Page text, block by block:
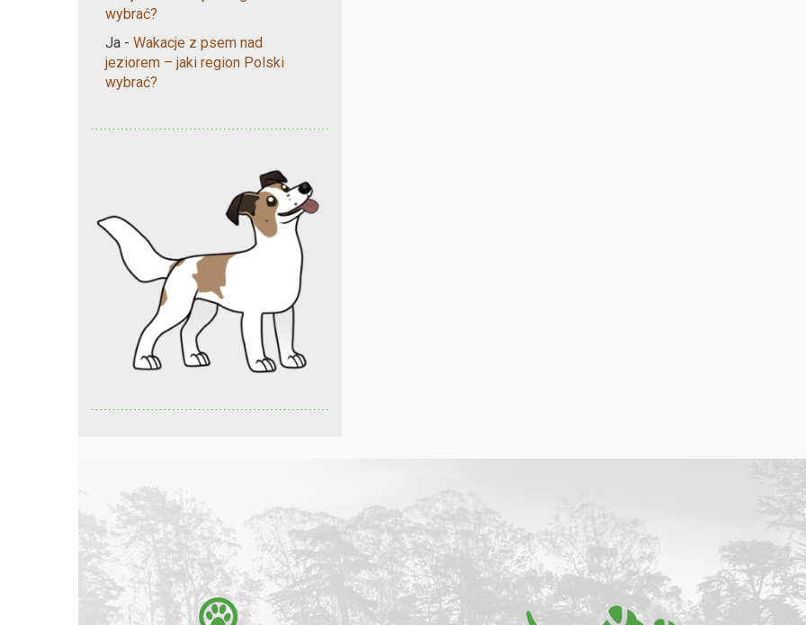
wybrać?
Ja - Wakacje z psem nad
jeziorem – jaki region Polski
wybrać?